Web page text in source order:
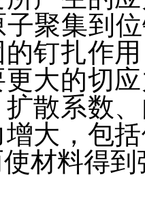
聚集到
钉扎作
大的切
散系数
大，包
材料得到